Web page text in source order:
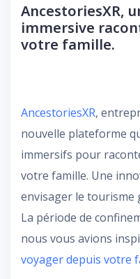
AncestoriesXR,
immersive
votre famille.
AncestoriesXR,
nouvelle plateforme
immersifs pour
votre famille. Une
envisager le tourisme
La période de
nous vous avions
voyager depuis votre